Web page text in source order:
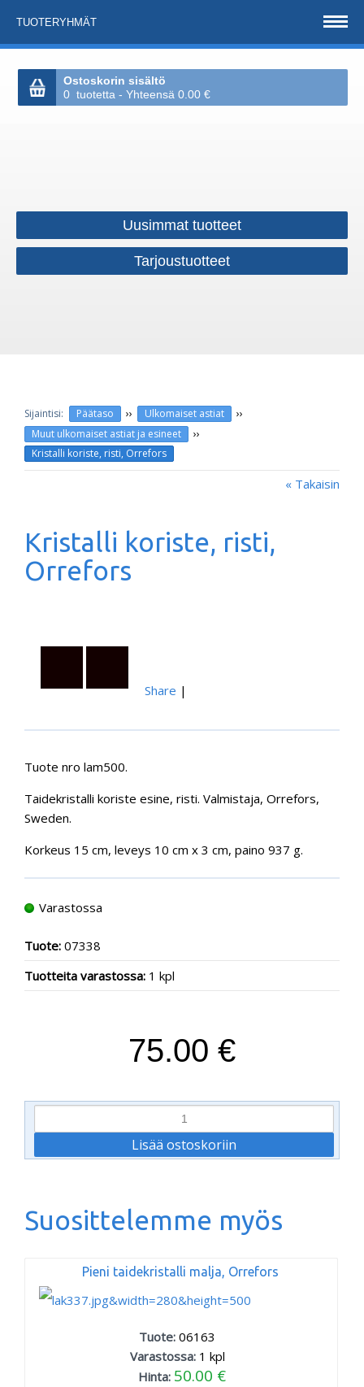
TUOTERYHMÄT
Ostoskorin sisältö
0 tuotetta - Yhteensä 0.00 €
Uusimmat tuotteet
Tarjoustuotteet
Päätaso ›› Ulkomaiset astiat ››
Muut ulkomaiset astiat ja esineet ››
Kristalli koriste, risti, Orrefors
« Takaisin
Kristalli koriste, risti,
Orrefors
Share |
Tuote nro lam500.
Taidekristalli koriste esine, risti. Valmistaja, Orrefors,
Sweden.
Korkeus 15 cm, leveys 10 cm x 3 cm, paino 937 g.
Varastossa
Tuote: 07338
Tuotteita varastossa: 1 kpl
75.00 €
Suosittelemme myös
Pieni taidekristalli malja, Orrefors
Tuote:06163
Varastossa: 1 kpl
Hinta: 50.00 €